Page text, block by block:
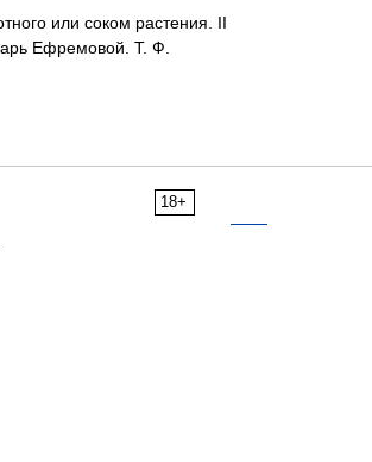
или соком растения. II
Ефремовой. Т. Ф.
18+